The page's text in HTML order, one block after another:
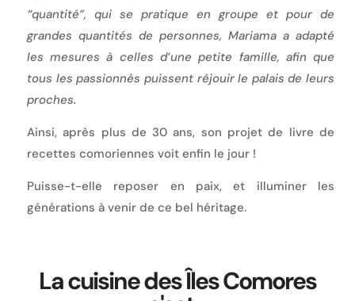
“quantité”, qui se pratique en groupe et pour de
grandes quantités de personnes, Mariama a adapté
les mesures à celles d’une petite famille, afin que
tous les passionnés puissent réjouir le palais de leurs
proches.
Ainsi, après plus de 30 ans, son projet de livre de
recettes comoriennes voit enfin le jour !
Puisse-t-elle reposer en paix, et illuminer les
générations à venir de ce bel héritage.
La cuisine des Îles Comores